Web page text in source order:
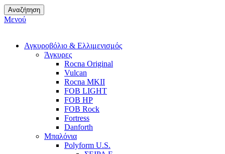
Αναζήτηση
Μενού
Αγκυροβόλιο & Ελλιμενισμός
Άγκυρες
Rocna Original
Vulcan
Rocna MKII
FOB LIGHT
FOB HP
FOB Rock
Fortress
Danforth
Μπαλόνια
Polyform U.S.